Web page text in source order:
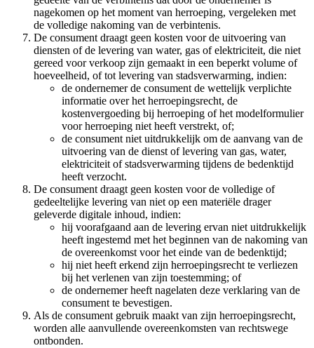
nagekomen op het moment van herroeping, vergeleken met
de volledige nakoming van de verbintenis.
De consument draagt geen kosten voor de uitvoering van
diensten of de levering van water, gas of elektriciteit, die niet
gereed voor verkoop zijn gemaakt in een beperkt volume of
hoeveelheid, of tot levering van stadsverwarming, indien:
de ondernemer de consument de wettelijk verplichte
informatie over het herroepingsrecht, de
kostenvergoeding bij herroeping of het modelformulier
voor herroeping niet heeft verstrekt, of;
de consument niet uitdrukkelijk om de aanvang van de
uitvoering van de dienst of levering van gas, water,
elektriciteit of stadsverwarming tijdens de bedenktijd
heeft verzocht.
De consument draagt geen kosten voor de volledige of
gedeeltelijke levering van niet op een materiële drager
geleverde digitale inhoud, indien:
hij voorafgaand aan de levering ervan niet uitdrukkelijk
heeft ingestemd met het beginnen van de nakoming van
de overeenkomst voor het einde van de bedenktijd;
hij niet heeft erkend zijn herroepingsrecht te verliezen
bij het verlenen van zijn toestemming; of
de ondernemer heeft nagelaten deze verklaring van de
consument te bevestigen.
Als de consument gebruik maakt van zijn herroepingsrecht,
worden alle aanvullende overeenkomsten van rechtswege
ontbonden.